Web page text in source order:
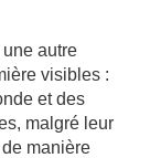
autre
visibles :
et des
malgré leur
manière